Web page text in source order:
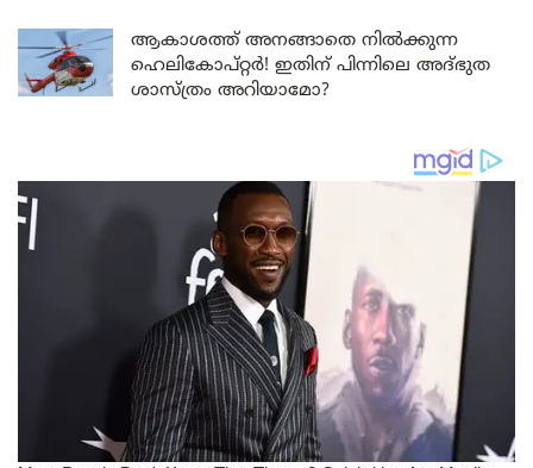
ആകാശത്ത് അനങ്ങാതെ നില്‍ക്കുന്ന
ഹെലികോപ്റ്റര്‍! ഇതിന് പിന്നിലെ അദ്ഭുത
ശാസ്ത്രം അറിയാമോ?